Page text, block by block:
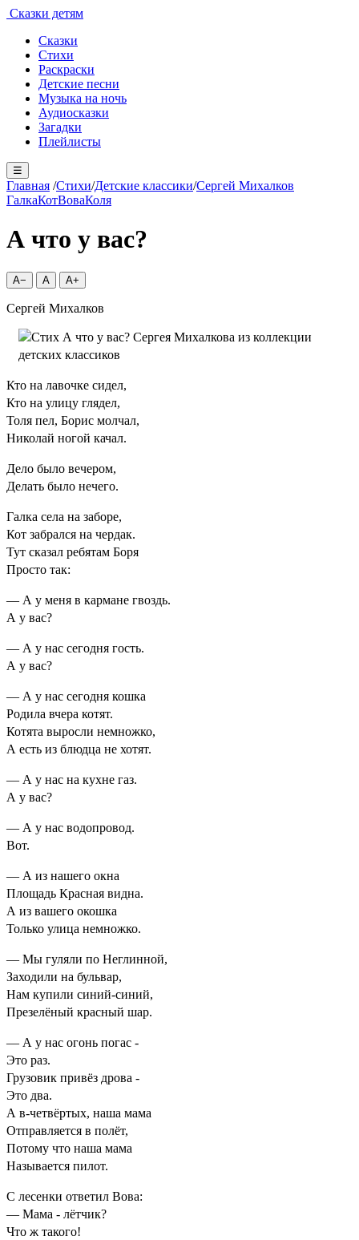
Сказки детям
Сказки
Стихи
Раскраски
Детские песни
Музыка на ночь
Аудиосказки
Загадки
Плейлисты
☰
Главная /Стихи/Детские классики/Сергей Михалков
ГалкаКотВоваКоля
А что у вас?
A− A A+
Сергей Михалков
Кто на лавочке сидел,
Кто на улицу глядел,
Толя пел, Борис молчал,
Николай ногой качал.
Дело было вечером,
Делать было нечего.
Галка села на заборе,
Кот забрался на чердак.
Тут сказал ребятам Боря
Просто так:
— А у меня в кармане гвоздь.
А у вас?
— А у нас сегодня гость.
А у вас?
— А у нас сегодня кошка
Родила вчера котят.
Котята выросли немножко,
А есть из блюдца не хотят.
— А у нас на кухне газ.
А у вас?
— А у нас водопровод.
Вот.
— А из нашего окна
Площадь Красная видна.
А из вашего окошка
Только улица немножко.
— Мы гуляли по Неглинной,
Заходили на бульвар,
Нам купили синий-синий,
Презелёный красный шар.
— А у нас огонь погас -
Это раз.
Грузовик привёз дрова -
Это два.
А в-четвёртых, наша мама
Отправляется в полёт,
Потому что наша мама
Называется пилот.
С лесенки ответил Вова:
— Мама - лётчик?
Что ж такого!